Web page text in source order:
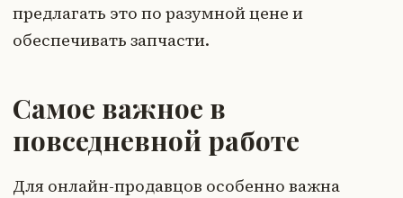
предлагать это по разумной цене и
обеспечивать запчасти.
Самое важное в
повседневной работе
Для онлайн-продавцов особенно важна